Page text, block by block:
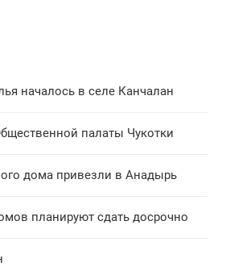
началось в селе Канчалан
палаты Чукотки
дома привезли в Анадырь
планируют сдать досрочно